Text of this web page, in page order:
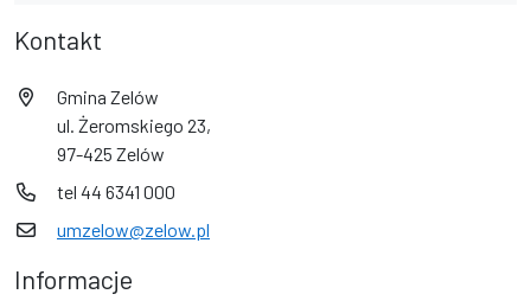
Kontakt
Gmina Zelów
ul. Żeromskiego 23,
97-425 Zelów
tel 44 6341 000
umzelow@zelow.pl
Informacje